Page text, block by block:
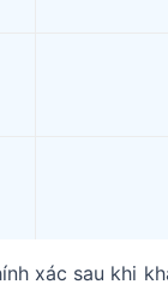
xác sau khi